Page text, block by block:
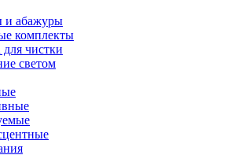
и абажуры
комплекты
для чистки
светом